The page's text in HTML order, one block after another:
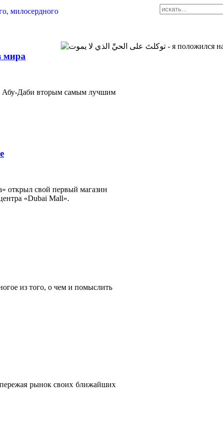
мира
Абу-Даби вторым самым лучшим
открыл свой первый магазин
«Dubai Mall».
из того, о чем и помыслить
рынок своих ближайших